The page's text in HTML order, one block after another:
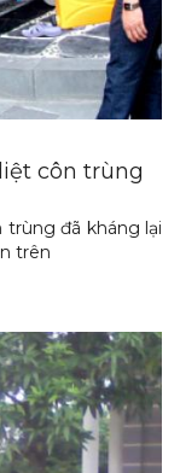
côn trùng
đã kháng lại
trên